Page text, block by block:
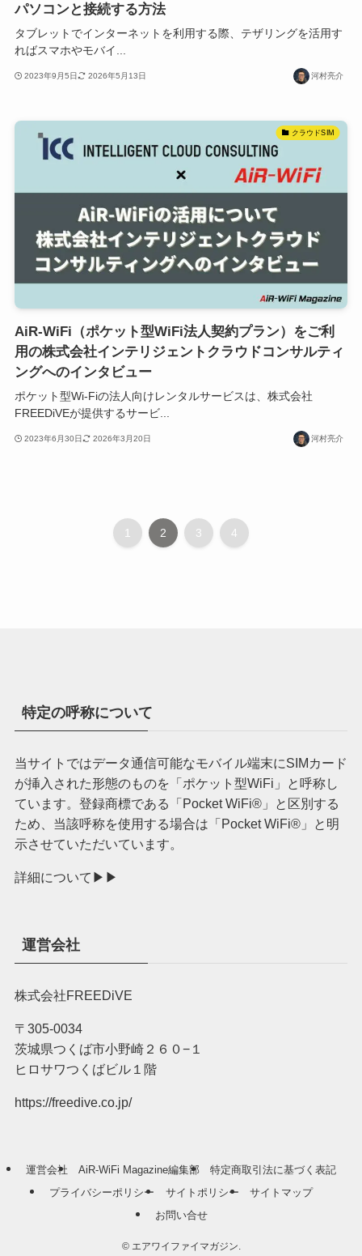
パソコンと接続する方法
タブレットでインターネットを利用する際、テザリングを活用す
ればスマホやモバイ...
2023年9月5日 2026年5月13日 河村亮介
クラウドSIM
AiR-WiFi（ポケット型WiFi法人契約プラン）をご利
用の株式会社インテリジェントクラウドコンサルティ
ングへのインタビュー
ポケット型Wi-Fiの法人向けレンタルサービスは、株式会社
FREEDiVEが提供するサービ...
2023年6月30日 2026年3月20日 河村亮介
1 2 3 4
特定の呼称について
当サイトではデータ通信可能なモバイル端末にSIMカード
が挿入された形態のものを「ポケット型WiFi」と呼称し
ています。登録商標である「Pocket WiFi®︎」と区別する
ため、当該呼称を使用する場合は「Pocket WiFi®︎」と明
示させていただいています。
詳細について▶︎▶︎
運営会社
株式会社FREEDiVE
〒305-0034
茨城県つくば市小野崎２６０−１
ヒロサワつくばビル１階
https://freedive.co.jp/
運営会社 AiR-WiFi Magazine編集部
特定商取引法に基づく表記
プライバシーポリシー
サイトポリシー
サイトマップ
お問い合せ
©エアワイファイマガジン.